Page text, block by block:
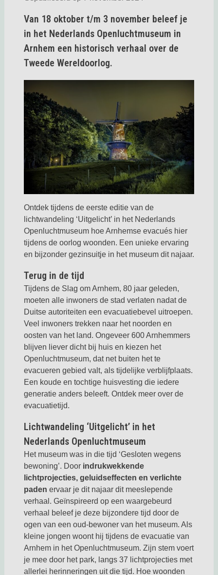
Van 18 oktober t/m 3 november beleef je
in het Nederlands Openluchtmuseum in
Arnhem een historisch verhaal over de
Tweede Wereldoorlog.
Ontdek tijdens de eerste editie van de
lichtwandeling ‘Uitgelicht’ in het Nederlands
Openluchtmuseum hoe Arnhemse evacués hier
tijdens de oorlog woonden. Een unieke ervaring
en bijzonder gezinsuitje in het museum dit najaar.
Terug in de tijd
Tijdens de Slag om Arnhem, 80 jaar geleden,
moeten alle inwoners de stad verlaten nadat de
Duitse autoriteiten een evacuatiebevel uitroepen.
Veel inwoners trekken naar het noorden en
oosten van het land. Ongeveer 600 Arnhemmers
blijven liever dicht bij huis en kiezen het
Openluchtmuseum, dat net buiten het te
evacueren gebied valt, als tijdelijke verblijfplaats.
Een koude en tochtige huisvesting die iedere
generatie anders beleeft. Ontdek meer over de
evacuatietijd.
Lichtwandeling ‘Uitgelicht’ in het
Nederlands Openluchtmuseum
Het museum was in die tijd ‘Gesloten wegens
bewoning’. Door indrukwekkende
lichtprojecties, geluidseffecten en verlichte
paden ervaar je dit najaar dit meeslepende
verhaal. Geïnspireerd op een waargebeurd
verhaal beleef je deze bijzondere tijd door de
ogen van een oud-bewoner van het museum. Als
kleine jongen woont hij tijdens de evacuatie van
Arnhem in het Openluchtmuseum. Zijn stem voert
je mee door het park, langs 37 lichtprojecties met
allerlei herinneringen uit die tijd. Hoe woonden